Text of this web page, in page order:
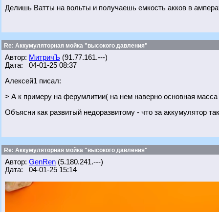
Делишь Ватты на вольты и получаешь емкость акков в
Re: Аккумуляторная мойка "высокого давления"
Автор: МитричЪ (91.77.161.---)
Дата: 04-01-25 08:37
Алексей1 писал:
> А к примеру на ферумлитии( на нем наверно основная
Объясни как развитый недоразвитому - что за аккумулятор
Re: Аккумуляторная мойка "высокого давления"
Автор: GenRen (5.180.241.---)
Дата: 04-01-25 15:14